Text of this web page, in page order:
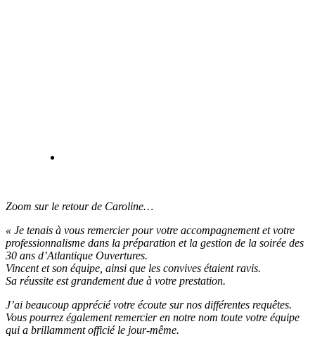
Zoom sur le retour de Caroline…
« Je tenais à vous remercier pour votre accompagnement et votre
professionnalisme dans la préparation et la gestion de la soirée des
30 ans d’Atlantique Ouvertures.
Vincent et son équipe, ainsi que les convives étaient ravis.
Sa réussite est grandement due à votre prestation.
J’ai beaucoup apprécié votre écoute sur nos différentes requêtes.
Vous pourrez également remercier en notre nom toute votre équipe
qui a brillamment officié le jour-même.